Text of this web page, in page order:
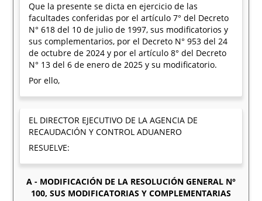
Que la presente se dicta en ejercicio de las
facultades conferidas por el artículo 7° del Decreto
N° 618 del 10 de julio de 1997, sus modificatorios y
sus complementarios, por el Decreto N° 953 del 24
de octubre de 2024 y por el artículo 8° del Decreto
N° 13 del 6 de enero de 2025 y su modificatorio.
Por ello,
EL DIRECTOR EJECUTIVO DE LA AGENCIA DE
RECAUDACIÓN Y CONTROL ADUANERO
RESUELVE:
A - MODIFICACIÓN DE LA RESOLUCIÓN GENERAL N°
100, SUS MODIFICATORIAS Y COMPLEMENTARIAS